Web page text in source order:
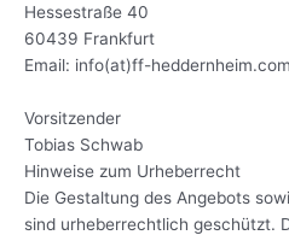
Hessestraße 40
60439 Frankfurt
Email: info(at)ff-heddernheim.com
Vorsitzender
Tobias Schwab
Hinweise zum Urheberrecht
Die Gestaltung des Angebots
sind urheberrechtlich geschützt.